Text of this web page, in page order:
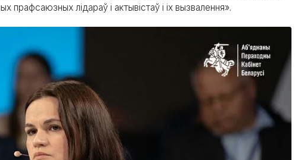
лідараў і актывістаў і іх вызвалення».